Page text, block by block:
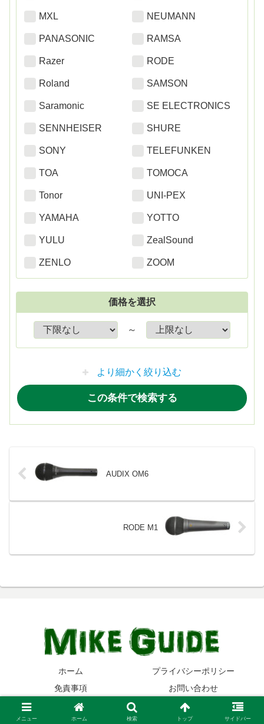
MXL NEUMANN
PANASONIC RAMSA
Razer RODE
Roland SAMSON
Saramonic SE ELECTRONICS
SENNHEISER SHURE
SONY TELEFUNKEN
TOA TOMOCA
Tonor UNI-PEX
YAMAHA YOTTO
YULU ZealSound
ZENLO ZOOM
価格を選択
～
より細かく絞り込む
AUDIX OM6
RODE M1
ホーム
プライバシーポリシー
免責事項
お問い合わせ
© 2014-2026 マイクガイド.
メニュー ホーム 検索 トップ サイドバー